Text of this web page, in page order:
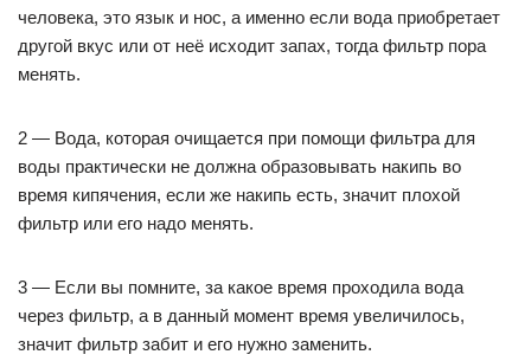
человека, это язык и нос, а именно если вода приобретает
другой вкус или от неё исходит запах, тогда фильтр пора
менять.
2 — Вода, которая очищается при помощи фильтра для
воды практически не должна образовывать накипь во
время кипячения, если же накипь есть, значит плохой
фильтр или его надо менять.
3 — Если вы помните, за какое время проходила вода
через фильтр, а в данный момент время увеличилось,
значит фильтр забит и его нужно заменить.